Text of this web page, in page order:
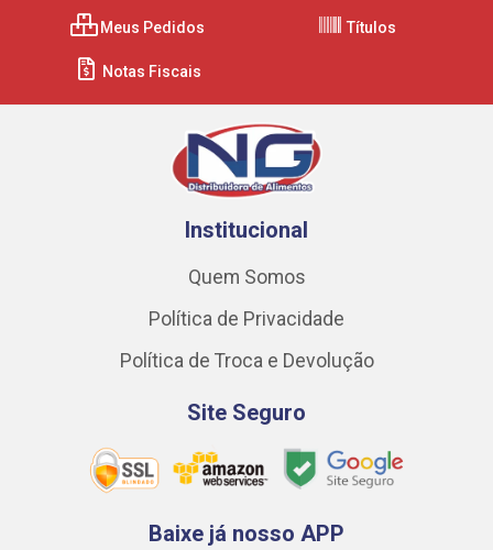
Meus Pedidos Títulos
Notas Fiscais
Institucional
Quem Somos
Política de Privacidade
Política de Troca e Devolução
Site Seguro
Baixe já nosso APP